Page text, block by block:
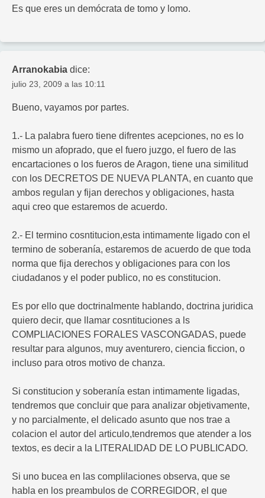
Es que eres un demócrata de tomo y lomo.
Arranokabia dice:
julio 23, 2009 a las 10:11
Bueno, vayamos por partes.
1.- La palabra fuero tiene difrentes acepciones, no es lo
mismo un afoprado, que el fuero juzgo, el fuero de las
encartaciones o los fueros de Aragon, tiene una similitud
con los DECRETOS DE NUEVA PLANTA, en cuanto que
ambos regulan y fijan derechos y obligaciones, hasta
aqui creo que estaremos de acuerdo.
2.- El termino cosntitucion,esta intimamente ligado con el
termino de soberanía, estaremos de acuerdo de que toda
norma que fija derechos y obligaciones para con los
ciudadanos y el poder publico, no es constitucion.
Es por ello que doctrinalmente hablando, doctrina juridica
quiero decir, que llamar cosntituciones a ls
COMPLIACIONES FORALES VASCONGADAS, puede
resultar para algunos, muy aventurero, ciencia ficcion, o
incluso para otros motivo de chanza.
Si constitucion y soberanía estan intimamente ligadas,
tendremos que concluir que para analizar objetivamente,
y no parcialmente, el delicado asunto que nos trae a
colacion el autor del articulo,tendremos que atender a los
textos, es decir a la LITERALIDAD DE LO PUBLICADO.
Si uno bucea en las complilaciones observa, que se
habla en los preambulos de CORREGIDOR, el que